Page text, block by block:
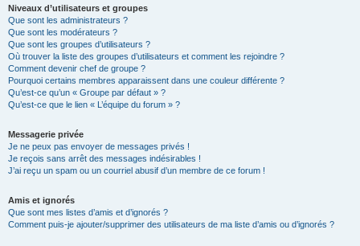
Niveaux d’utilisateurs et groupes
Que sont les administrateurs ?
Que sont les modérateurs ?
Que sont les groupes d’utilisateurs ?
Où trouver la liste des groupes d’utilisateurs et comment les rejoindre ?
Comment devenir chef de groupe ?
Pourquoi certains membres apparaissent dans une couleur différente ?
Qu’est-ce qu’un « Groupe par défaut » ?
Qu’est-ce que le lien « L’équipe du forum » ?
Messagerie privée
Je ne peux pas envoyer de messages privés !
Je reçois sans arrêt des messages indésirables !
J’ai reçu un spam ou un courriel abusif d’un membre de ce forum !
Amis et ignorés
Que sont mes listes d’amis et d’ignorés ?
Comment puis-je ajouter/supprimer des utilisateurs de ma liste d’amis ou d’ignorés ?